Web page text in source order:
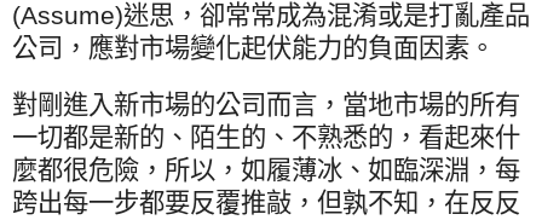
(Assume)迷思，卻常常成為混淆或是打亂產品
公司，應對市場變化起伏能力的負面因素。
對剛進入新市場的公司而言，當地市場的所有
一切都是新的、陌生的、不熟悉的，看起來什
麼都很危險，所以，如履薄冰、如臨深淵，每
跨出每一步都要反覆推敲，但孰不知，在反反